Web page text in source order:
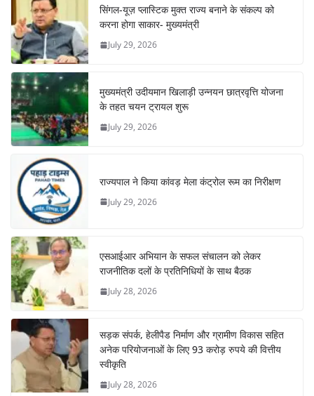
सिंगल-यूज़ प्लास्टिक मुक्त राज्य बनाने के संकल्प को
करना होगा साकार- मुख्यमंत्री
July 29, 2026
मुख्यमंत्री उदीयमान खिलाड़ी उन्नयन छात्रवृत्ति योजना
के तहत चयन ट्रायल शुरू
July 29, 2026
राज्यपाल ने किया कांवड़ मेला कंट्रोल रूम का निरीक्षण
July 29, 2026
एसआईआर अभियान के सफल संचालन को लेकर
राजनीतिक दलों के प्रतिनिधियों के साथ बैठक
July 28, 2026
सड़क संपर्क, हेलीपैड निर्माण और ग्रामीण विकास सहित
अनेक परियोजनाओं के लिए 93 करोड़ रुपये की वित्तीय
स्वीकृति
July 28, 2026